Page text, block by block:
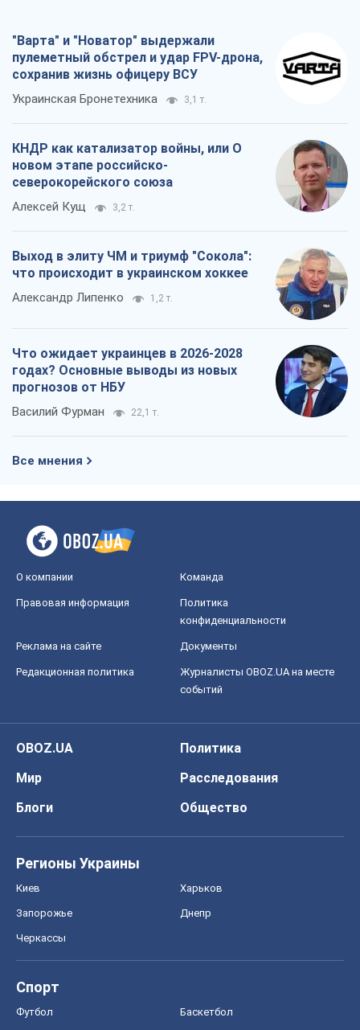
"Варта" и "Новатор" выдержали
пулеметный обстрел и удар FPV-дрона,
сохранив жизнь офицеру ВСУ
Украинская Бронетехника 3,1 т.
КНДР как катализатор войны, или О
новом этапе российско-
северокорейского союза
Алексей Кущ 3,2 т.
Выход в элиту ЧМ и триумф "Сокола":
что происходит в украинском хоккее
Александр Липенко 1,2 т.
Что ожидает украинцев в 2026-2028
годах? Основные выводы из новых
прогнозов от НБУ
Василий Фурман 22,1 т.
Все мнения
О компании Команда
Правовая информация
Политика
конфиденциальности
Реклама на сайте Документы
Редакционная политика
Журналисты OBOZ.UA на месте
событий
OBOZ.UA
Политика
Мир
Расследования
Блоги
Общество
Регионы Украины
Киев Харьков
Запорожье Днепр
Черкассы
Спорт
Футбол Баскетбол